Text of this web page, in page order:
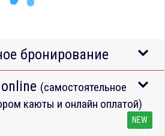
бронирование
(самостоятельное
каюты и онлайн оплатой)
NEW